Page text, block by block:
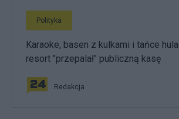
Polityka
Karaoke, basen z kulkami i tańce
resort "przepalał" publiczną kasę
Redakcja